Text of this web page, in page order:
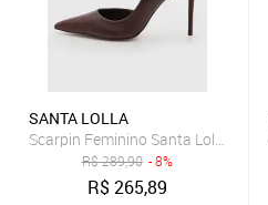
SANTA LOLLA
Scarpin Feminino Santa Lolla
R$289,90 - 8%
R$265,89